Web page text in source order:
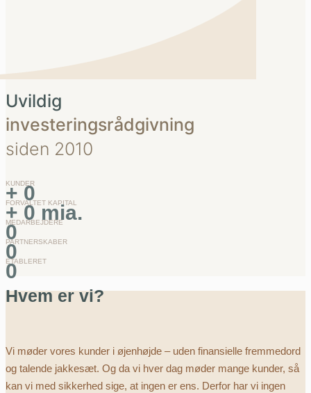
Uvildig
investeringsrådgivning
siden 2010
KUNDER
+ 0
FORVALTET KAPITAL
+ 0 mia.
MEDARBEJDERE
0
PARTNERSKABER
0
ETABLERET
0
Hvem er vi?
Vi møder vores kunder i øjenhøjde – uden finansielle fremmedord
og talende jakkesæt. Og da vi hver dag møder mange kunder, så
kan vi med sikkerhed sige, at ingen er ens. Derfor har vi ingen